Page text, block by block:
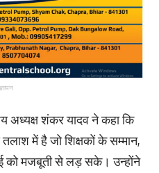
अध्यक्ष शंकर यादव ने कहा कि
में है जो शिक्षकों के सम्मान,
को मजबूती से लड़ सके। उन्होंने